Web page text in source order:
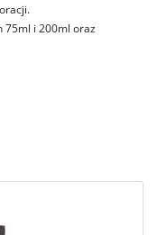
75ml i 200ml oraz